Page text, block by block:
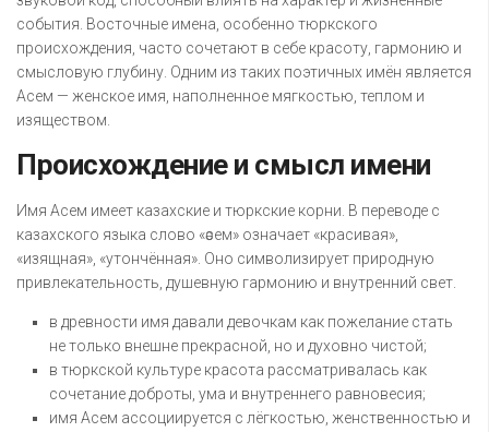
события. Восточные имена, особенно тюркского
происхождения, часто сочетают в себе красоту, гармонию и
смысловую глубину. Одним из таких поэтичных имён является
Асем — женское имя, наполненное мягкостью, теплом и
изяществом.
Происхождение и смысл имени
Имя Асем имеет казахские и тюркские корни. В переводе с
казахского языка слово «әсем» означает «красивая»,
«изящная», «утончённая». Оно символизирует природную
привлекательность, душевную гармонию и внутренний свет.
в древности имя давали девочкам как пожелание стать
не только внешне прекрасной, но и духовно чистой;
в тюркской культуре красота рассматривалась как
сочетание доброты, ума и внутреннего равновесия;
имя Асем ассоциируется с лёгкостью, женственностью и